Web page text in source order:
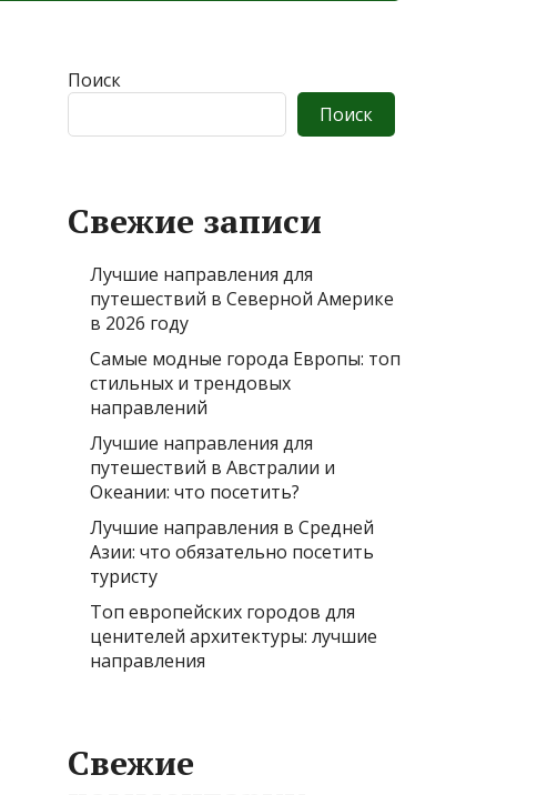
Поиск
Поиск
Свежие записи
Лучшие направления для
путешествий в Северной Америке
в 2026 году
Самые модные города Европы: топ
стильных и трендовых
направлений
Лучшие направления для
путешествий в Австралии и
Океании: что посетить?
Лучшие направления в Средней
Азии: что обязательно посетить
туристу
Топ европейских городов для
ценителей архитектуры: лучшие
направления
Свежие